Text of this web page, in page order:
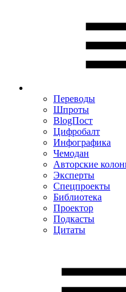
Переводы
Шпроты
BlogПост
Цифробалт
Инфографика
Чемодан
Авторские
Эксперты
Спецпроекты
Библиотека
Проектор
Подкасты
Цитаты